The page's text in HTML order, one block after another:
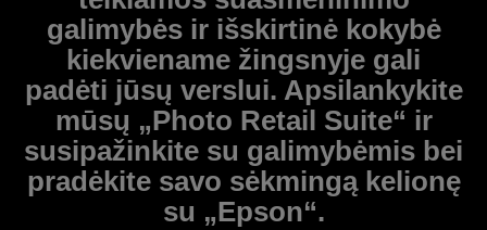
galimybės ir išskirtinė kokybė
kiekviename žingsnyje gali
padėti jūsų verslui. Apsilankykite
mūsų „Photo Retail Suite“ ir
susipažinkite su galimybėmis bei
pradėkite savo sėkmingą kelionę
su „Epson“.